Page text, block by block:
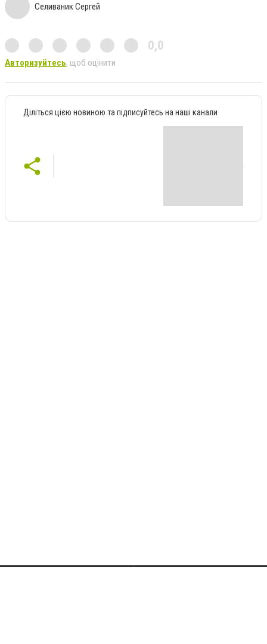
Селиваник Сергей
0,0
Авторизуйтесь, щоб оцінити
Діліться цією новиною та підписуйтесь на наші канали